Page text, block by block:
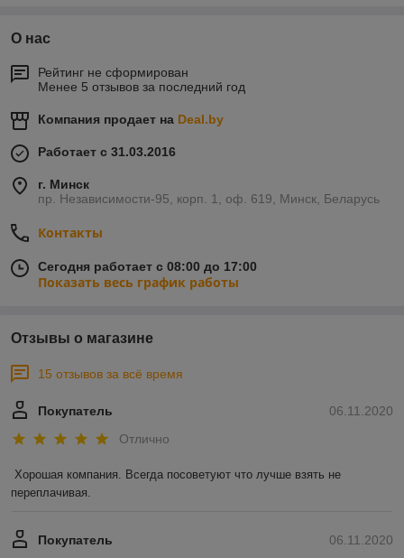
О нас
Рейтинг не сформирован
Менее 5 отзывов за последний год
Компания продает на Deal.by
Работает с 31.03.2016
г. Минск
пр. Независимости-95, корп. 1, оф. 619, Минск, Беларусь
Контакты
Сегодня работает с 08:00 до 17:00
Показать весь график работы
Отзывы о магазине
15 отзывов за всё время
06.11.2020
Покупатель
Отлично
Хорошая компания. Всегда посоветуют что лучше взять не
переплачивая.
06.11.2020
Покупатель